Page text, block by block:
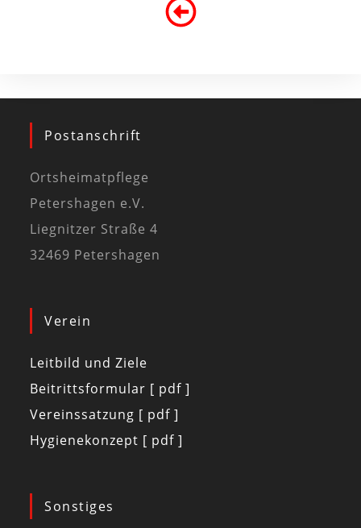
Postanschrift
Ortsheimatpflege
Petershagen e.V.
Liegnitzer Straße 4
32469 Petershagen
Verein
Leitbild und Ziele
Beitrittsformular [ pdf ]
Vereinssatzung [ pdf ]
Hygienekonzept [ pdf ]
Sonstiges